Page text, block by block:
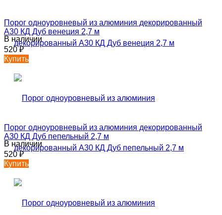
Порог одноуровневый из алюминия декорированный
А30 КД Дуб венеция 2,7 м
В наличии
520₽
Купить
Порог одноуровневый из алюминия декорированный
А30 КД Дуб пепельный 2,7 м
В наличии
520₽
Купить